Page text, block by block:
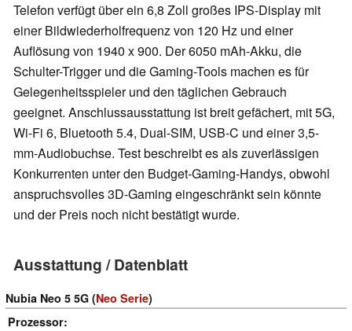
Telefon verfügt über ein 6,8 Zoll großes IPS-Display mit
einer Bildwiederholfrequenz von 120 Hz und einer
Auflösung von 1940 x 900. Der 6050 mAh-Akku, die
Schulter-Trigger und die Gaming-Tools machen es für
Gelegenheitsspieler und den täglichen Gebrauch
geeignet. Anschlussausstattung ist breit gefächert, mit 5G,
Wi-Fi 6, Bluetooth 5.4, Dual-SIM, USB-C und einer 3,5-
mm-Audiobuchse. Test beschreibt es als zuverlässigen
Konkurrenten unter den Budget-Gaming-Handys, obwohl
anspruchsvolles 3D-Gaming eingeschränkt sein könnte
und der Preis noch nicht bestätigt wurde.
Ausstattung / Datenblatt
Nubia Neo 5 5G (Neo Serie)
Prozessor